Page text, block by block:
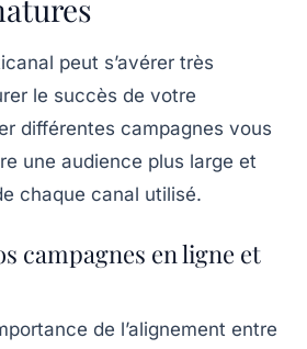
peut s’avérer très
le succès de votre
différentes campagnes vous
une audience plus large et
chaque canal utilisé.
campagnes en ligne et
de l’alignement entre